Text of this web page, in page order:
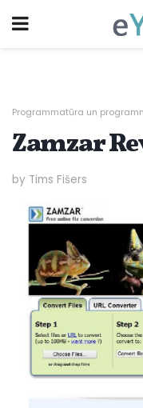
Programmatūra un
Zamzar
by Tims Fišers